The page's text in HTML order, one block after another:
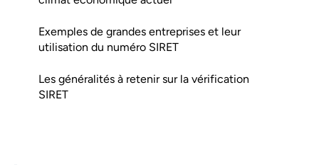
Exemples de grandes entreprises et leur
utilisation du numéro SIRET
Les généralités à retenir sur la vérification
SIRET